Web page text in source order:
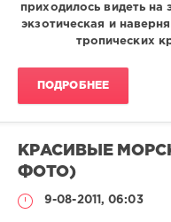
приходилось видеть на
экзотическая и
тропических
ПОДРОБНЕЕ
КРАСИВЫЕ
ФОТО)
9-08-2011, 06:03